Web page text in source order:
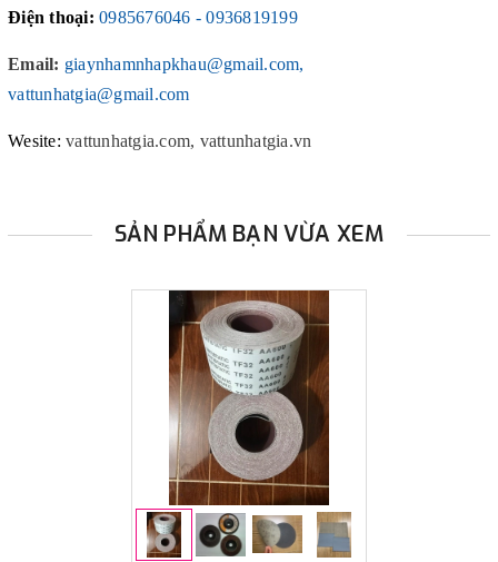
Điện thoại: 0985676046 - 0936819199
Email: giaynhamnhapkhau@gmail.com,
vattunhatgia@gmail.com
Wesite: vattunhatgia.com, vattunhatgia.vn
SẢN PHẨM BẠN VỪA XEM